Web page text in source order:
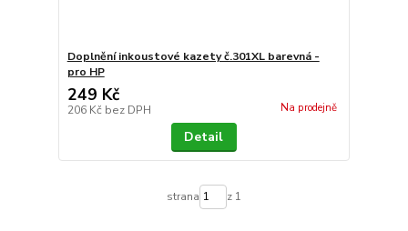
Doplnění inkoustové kazety č.301XL barevná -
pro HP
249 Kč
206 Kč bez DPH Na prodejně
Detail
strana z 1